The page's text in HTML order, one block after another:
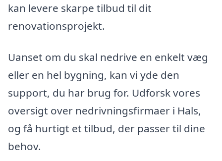
kan levere skarpe tilbud til dit
renovationsprojekt.
Uanset om du skal nedrive en enkelt væg
eller en hel bygning, kan vi yde den
support, du har brug for. Udforsk vores
oversigt over nedrivningsfirmaer i Hals,
og få hurtigt et tilbud, der passer til dine
behov.